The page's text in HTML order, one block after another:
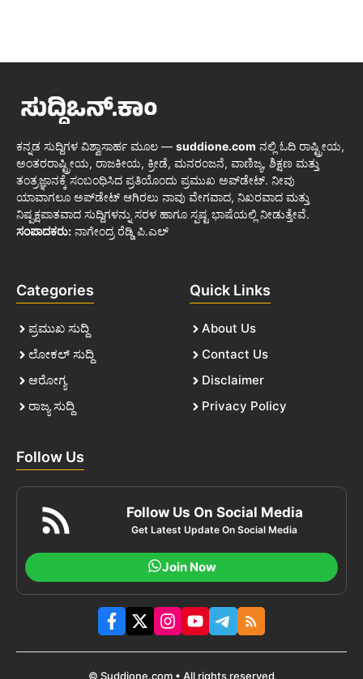
ಕನ್ನಡ ಸುದ್ದಿಗಳ ವಿಶ್ವಾಸಾರ್ಹ ಮೂಲ — suddione.com ನಲ್ಲಿ ಓದಿ ರಾಷ್ಟ್ರೀಯ,
ಅಂತರರಾಷ್ಟ್ರೀಯ, ರಾಜಕೀಯ, ಕ್ರೀಡೆ, ಮನರಂಜನೆ, ವಾಣಿಜ್ಯ, ಶಿಕ್ಷಣ ಮತ್ತು
ತಂತ್ರಜ್ಞಾನಕ್ಕೆ ಸಂಬಂಧಿಸಿದ ಪ್ರತಿಯೊಂದು ಪ್ರಮುಖ ಅಪ್‌ಡೇಟ್. ನೀವು
ಯಾವಾಗಲೂ ಅಪ್‌ಡೇಟ್ ಆಗಿರಲು ನಾವು ವೇಗವಾದ, ನಿಖರವಾದ ಮತ್ತು
ನಿಷ್ಪಕ್ಷಪಾತವಾದ ಸುದ್ದಿಗಳನ್ನು ಸರಳ ಹಾಗೂ ಸ್ಪಷ್ಟ ಭಾಷೆಯಲ್ಲಿ ನೀಡುತ್ತೇವೆ.
ಸಂಪಾದಕರು: ನಾಗೇಂದ್ರ ರೆಡ್ಡಿ ಪಿ.ಎಲ್
Categories
ಪ್ರಮುಖ ಸುದ್ದಿ
ಲೋಕಲ್ ಸುದ್ದಿ
ಆರೋಗ್ಯ
ರಾಜ್ಯ ಸುದ್ದಿ
Quick Links
About Us
Contact Us
Disclaimer
Privacy Policy
Follow Us
Follow Us On Social Media
Get Latest Update On Social Media
Join Now
© Suddione.com • All rights reserved